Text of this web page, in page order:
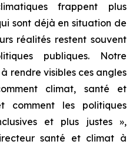
frappent plus
sont déjà en situation de
réalités restent souvent
publiques. Notre
rendre visibles ces angles
climat, santé et
comment les politiques
et plus justes »,
santé et climat à